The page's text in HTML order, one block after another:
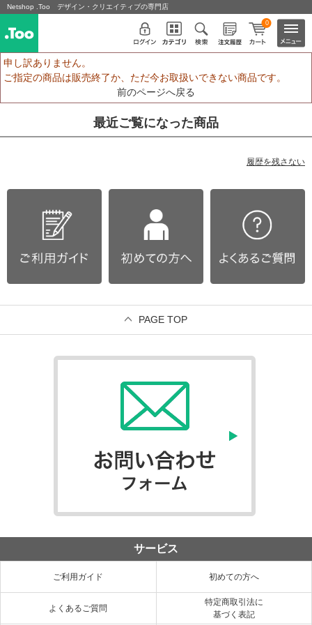
Netshop .Too デザイン・クリエイティブの専門店
0
申し訳ありません。
ご指定の商品は販売終了か、ただ今お取扱いできない商品です。
前のページへ戻る
最近ご覧になった商品
履歴を残さない
PAGE TOP
サービス
ご利用ガイド 初めての方へ
よくあるご質問
特定商取引法に
基づく表記